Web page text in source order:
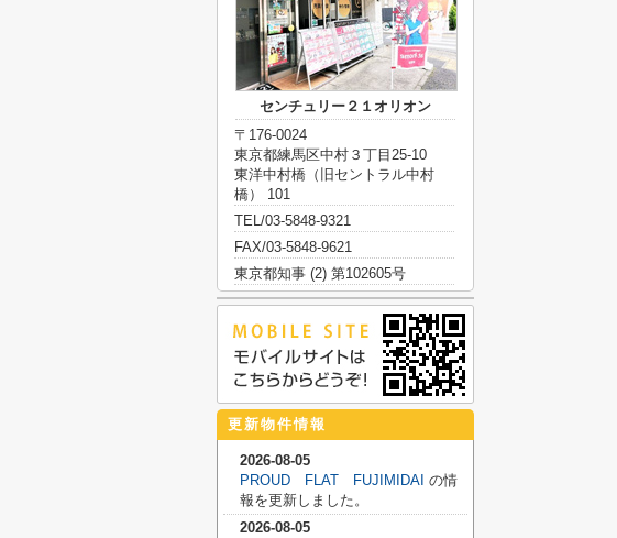
センチュリー２１オリオン
〒176-0024
東京都練馬区中村３丁目25-10
東洋中村橋（旧セントラル中村
橋） 101
TEL/03-5848-9321
FAX/03-5848-9621
東京都知事 (2) 第102605号
更新物件情報
2026-08-05
PROUD FLAT FUJIMIDAI の情
報を更新しました。
2026-08-05